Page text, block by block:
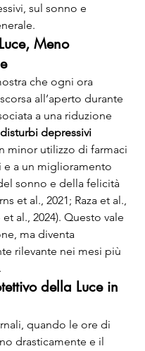
sul sonno e
Meno
che ogni ora
all’aperto durante
a una riduzione
disturbi depressivi
minor utilizzo di farmaci
e a un miglioramento
sonno e della felicità
et al., 2021; Raza et al.,
al., 2024). Questo vale
ma diventa
rilevante nei mesi più
della Luce in
quando le ore di
drasticamente e il